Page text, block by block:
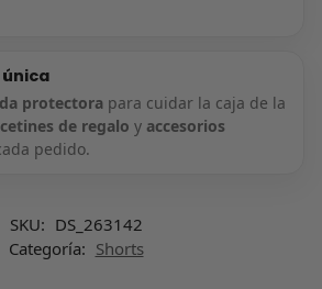
protectorapara cuidar la caja de la
de regalo y accesorios
pedido.
SKU: DS_263142
Categoría: Shorts